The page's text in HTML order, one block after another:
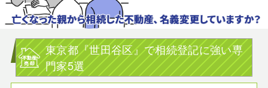
東京都『世田谷区』で相続登記に強い専
門家5選